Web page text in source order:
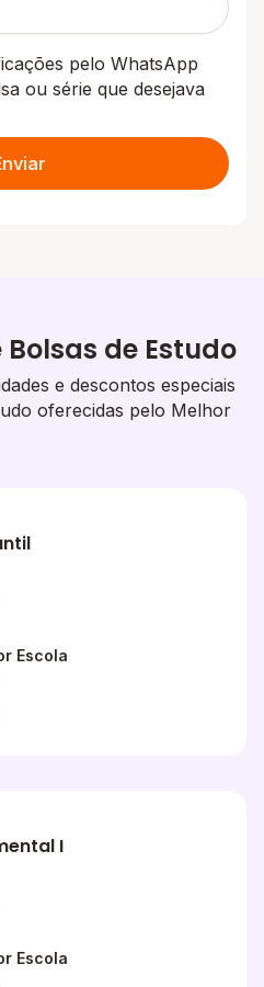
pelo WhatsApp
ou série que desejava
de Estudo
e descontos especiais
oferecidas pelo Melhor
Escola
I
Escola